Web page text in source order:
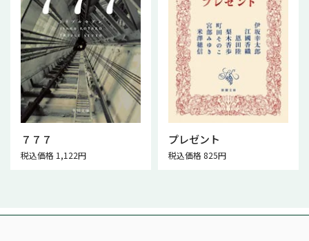
７７７
税込価格 1,122円
プレゼント
税込価格 825円